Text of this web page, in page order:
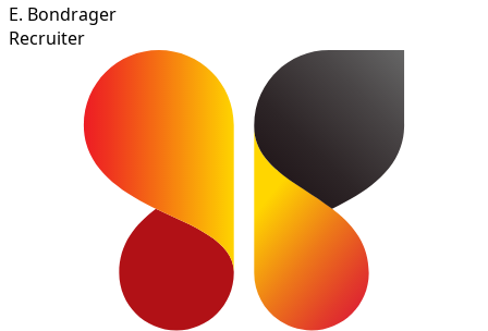
E. Bondrager
Recruiter